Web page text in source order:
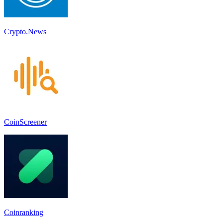
Crypto.News
CoinScreener
Coinranking